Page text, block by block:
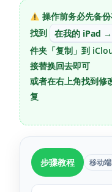
操作前务必先备
找到
在我的 iPad
件夹「复制」到
接替换回去即可
或者在右上角找到修
复
步骤教程 移动